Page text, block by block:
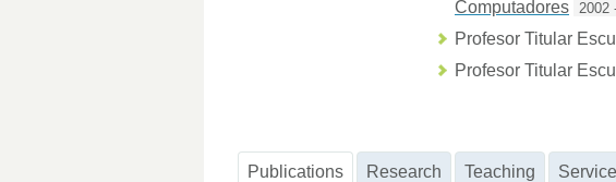
Computadores
2002
Profesor Titular
Profesor Titular
Publications Research Teaching Service